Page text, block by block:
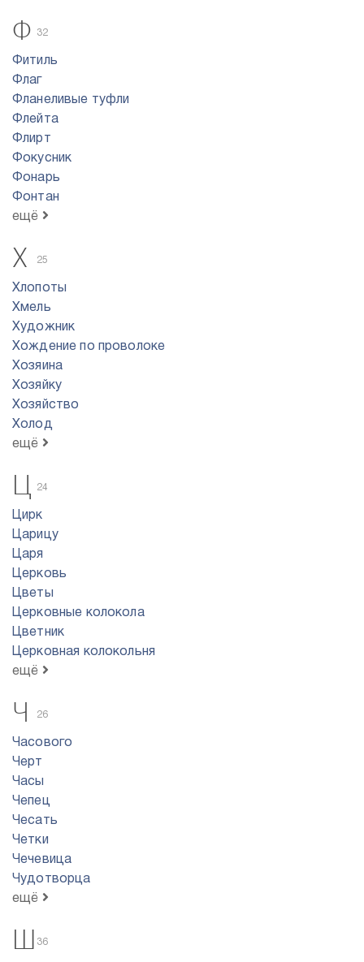
Ф 32
Фитиль
Флаг
Фланеливые туфли
Флейта
Флирт
Фокусник
Фонарь
Фонтан
ещё
Х 25
Хлопоты
Хмель
Художник
Хождение по проволоке
Хозяина
Хозяйку
Хозяйство
Холод
ещё
Ц 24
Цирк
Царицу
Царя
Церковь
Цветы
Церковные колокола
Цветник
Церковная колокольня
ещё
Ч 26
Часового
Черт
Часы
Чепец
Чесать
Четки
Чечевица
Чудотворца
ещё
Ш 36